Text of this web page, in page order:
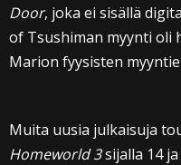
Door, joka ei sisällä
of Tsushiman myynti oli
Marion fyysisten
Muita uusia julkaisuja
Homeworld 3sijalla 14 ja